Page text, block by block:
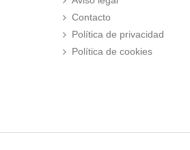
Contacto
Política de privacidad
Política de cookies